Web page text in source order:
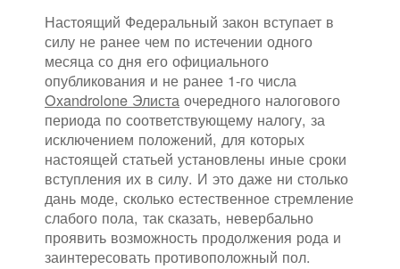
Настоящий Федеральный закон вступает в
силу не ранее чем по истечении одного
месяца со дня его официального
опубликования и не ранее 1-го числа
Oxandrolone Элиста очередного налогового
периода по соответствующему налогу, за
исключением положений, для которых
настоящей статьей установлены иные сроки
вступления их в силу. И это даже ни столько
дань моде, сколько естественное стремление
слабого пола, так сказать, невербально
проявить возможность продолжения рода и
заинтересовать противоположный пол.